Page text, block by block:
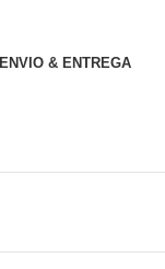
ENVIO & ENTREGA